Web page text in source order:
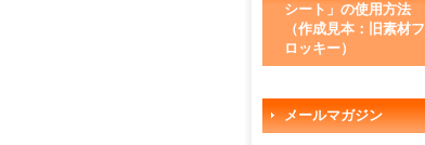
シート」の使用方法
（作成見本：旧素材フ
ロッキー）
メールマガジン